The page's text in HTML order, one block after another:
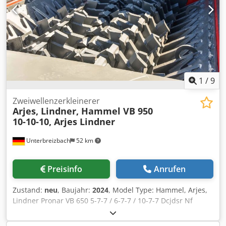
1 /9
Unterbreizbach 52 km
Zweiwellenzerkleinerer
Arjes, Lindner, Hammel VB 950
10-10-10, Arjes Lindner
Preisinfo Anrufen
Zustand: neu, Baujahr: 2024, Model Type: Hammel, Arjes,
Lindner Pronar VB 650 5-7-7 / 6-7-7 / 10-7-7 Dcjdsr Nf
Rlspfx Acaek VB 750 6-7-7 / 5-7-7 / 10-7-7 VB 850 6-8-8 / 8-
8-8 / 10-8-8 VB 950 6-8-8 / 10-8-8 / 10-10-10 AT-TEC